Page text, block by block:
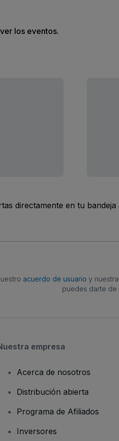
los eventos.
directamente en tu bandeja
acuerdo de usuario y nuestra
puedes darte de
empresa
Acerca de nosotros
Distribución abierta
Programa de Afiliados
Inversores